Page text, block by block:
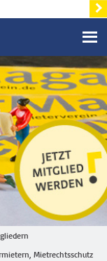
Mietrechtsschutz